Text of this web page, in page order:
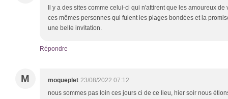
Il y a des sites comme celui-ci qui n'attirent que les amoureux
ces mêmes personnes qui fuient les plages bondées et la
une belle invitation.
Répondre
M moqueplet 23/08/2022 07:12
nous sommes pas loin ces jours ci de ce lieu, hier soir nous